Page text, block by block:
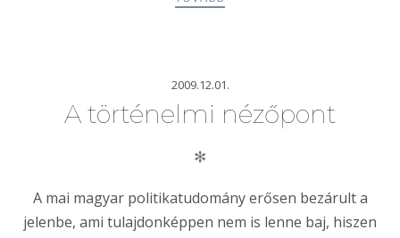
2009.12.01.
A történelmi nézőpont
✻
A mai magyar politikatudomány erősen bezárult a
jelenbe, ami tulajdonképpen nem is lenne baj, hiszen